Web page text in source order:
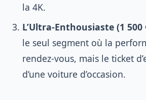
la 4K.
L’Ultra-Enthousiaste (1
le seul segment où la
rendez-vous, mais le ticket
d’une voiture d’occasion.